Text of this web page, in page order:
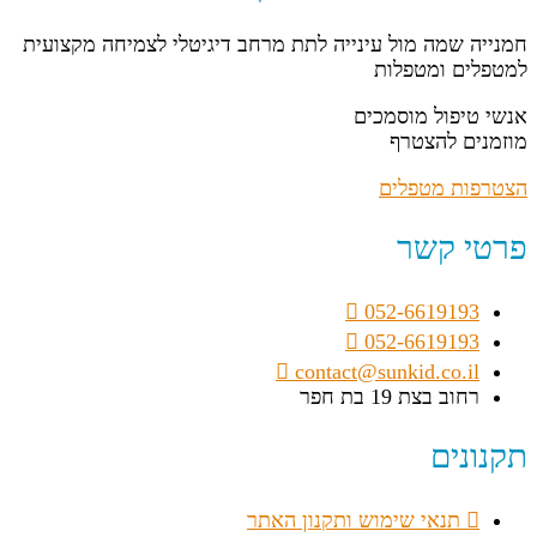
חמנייה שמה מול עינייה לתת מרחב דיגיטלי לצמיחה מקצועית
למטפלים ומטפלות
אנשי טיפול מוסמכים
מוזמנים להצטרף
הצטרפות מטפלים
פרטי קשר
052-6619193
052-6619193
contact@sunkid.co.il
רחוב בצת 19 בת חפר
תקנונים
תנאי שימוש ותקנון האתר